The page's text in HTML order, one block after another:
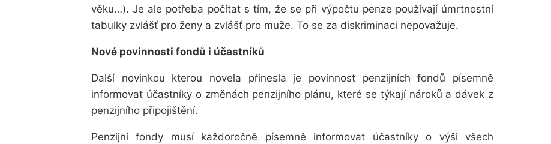
věku…). Je ale potřeba počítat s tím, že se při výpočtu penze používají úmrtnostní
tabulky zvlášť pro ženy a zvlášť pro muže. To se za diskriminaci nepovažuje.
Nové povinnosti fondů i účastníků
Další novinkou kterou novela přinesla je povinnost penzijních fondů písemně
informovat účastníky o změnách penzijního plánu, které se týkají nároků a dávek z
penzijního připojištění.
Penzijní fondy musí každoročně písemně informovat účastníky o výši všech